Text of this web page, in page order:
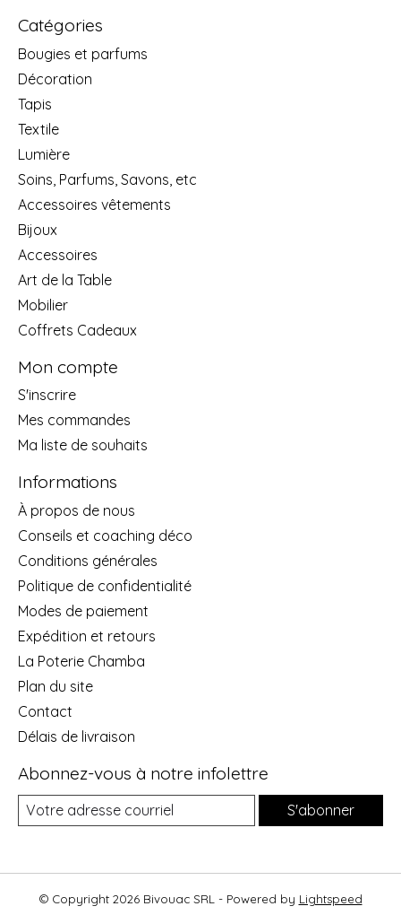
Catégories
Bougies et parfums
Décoration
Tapis
Textile
Lumière
Soins, Parfums, Savons, etc
Accessoires vêtements
Bijoux
Accessoires
Art de la Table
Mobilier
Coffrets Cadeaux
Mon compte
S'inscrire
Mes commandes
Ma liste de souhaits
Informations
À propos de nous
Conseils et coaching déco
Conditions générales
Politique de confidentialité
Modes de paiement
Expédition et retours
La Poterie Chamba
Plan du site
Contact
Délais de livraison
Abonnez-vous à notre infolettre
S'abonner
© Copyright 2026 Bivouac SRL - Powered by Lightspeed